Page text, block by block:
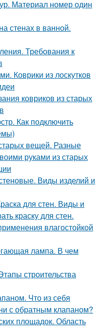
Материал номер один
стенах в ванной.
Требования к
Коврики из лоскутков
ковриков из старых
Как подключить
вещей. Разные
руками из старых
Виды изделий и
для стен. Виды и
краску для стен.
влагостойкой
лампа. В чем
строительства
Что из себя
с обратным клапаном?
площадок. Область